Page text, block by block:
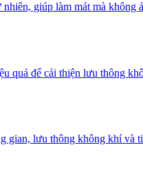
giúp làm mát mà không
quả để cải thiện lưu thông
gian, lưu thông không khí và